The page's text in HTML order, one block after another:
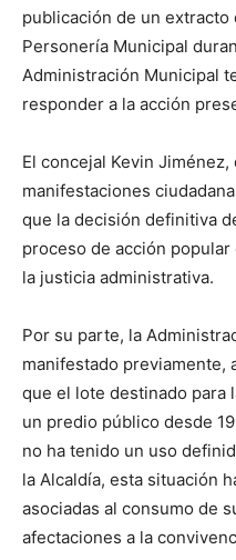
publicación de un extracto
Personería Municipal
Administración Municipal
responder a la acción
El concejal Kevin
manifestaciones
que la decisión definitiva
proceso de acción
la justicia administrativa.
Por su parte, la
manifestado previamente,
que el lote destinado para
un predio público desde
no ha tenido un uso
la Alcaldía, esta situación
asociadas al consumo de
afectaciones a la